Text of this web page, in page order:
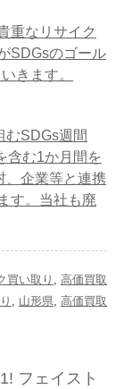
重なリサイク
SDGsのゴール
きます。
むSDGs週間
含む1か月間を
、企業等と連携
す。当社も廃
買い取り
高価買取
山形県 高価買取
フェイスト